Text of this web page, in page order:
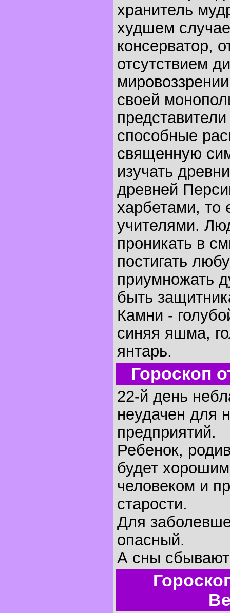
хранитель
худшем
консерватор,
отсутствием
своей
способные
священную
изучать
древней
харбетами, то
учителями.
проникать в
постигать
приумножать
быть
Камни -
синяя яшма,
янтарь.
Гороскоп
22-й день
неудачен для
предприятий.
Ребенок,
будет
человеком и
старости.
Для
опасный.
А сны